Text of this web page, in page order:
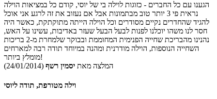
הגענו עם כל החברים - כזוגות לוילה בי של יוסי, קודם כל במציאות הוילה
נראית פי 3 יותר טוב מבתמונות אבל אם נעזוב את זה לרגע אני אוכל
להגיד שהחדרים נקיים מסודרים וכל הוילה הייתה מתוקתקת, כאשר היה
חסר לנו משהו יוכלנו לפנות לבעל הבעל שעזר באדיבות, עשינו על האש,
נהנינו מהבריכת שחייה הפנימית המחוממת ובבוקר שלמחרת מ-2 בריכות
השחייה הנוספות, הוילה מודרנית ומהנה במיוחד תודה רבה למארחים
מומלץ ביותר!
המלצה מאת יסמין רשף (24/01/2014)
וילה מטורפת, תודה ליוסי